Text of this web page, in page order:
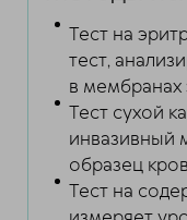
Тест на
тест,
в мембранах
Тест сухой
инвазивный
образец
Тест на